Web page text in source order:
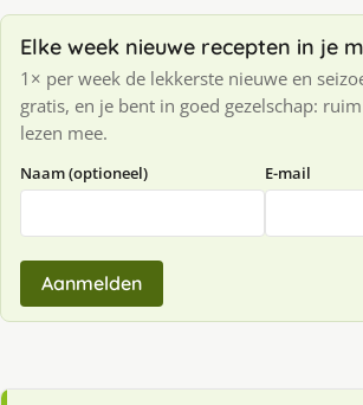
Elke week nieuwe recepten in je
1× per week de lekkerste nieuwe en
gratis, en je bent in goed gezelschap:
lezen mee.
Naam (optioneel) E-mail
Aanmelden